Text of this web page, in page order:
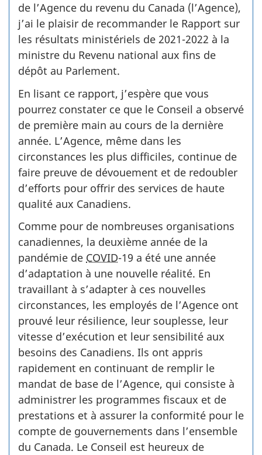
de l’Agence du revenu du Canada (l’Agence),
j’ai le plaisir de recommander le Rapport sur
les résultats ministériels de 2021­-2022 à la
ministre du Revenu national aux fins de
dépôt au Parlement.
En lisant ce rapport, j’espère que vous
pourrez constater ce que le Conseil a observé
de première main au cours de la dernière
année. L’Agence, même dans les
circonstances les plus difficiles, continue de
faire preuve de dévouement et de redoubler
d’efforts pour offrir des services de haute
qualité aux Canadiens.
Comme pour de nombreuses organisations
canadiennes, la deuxième année de la
pandémie de COVID­-19 a été une année
d’adaptation à une nouvelle réalité. En
travaillant à s’adapter à ces nouvelles
circonstances, les employés de l’Agence ont
prouvé leur résilience, leur souplesse, leur
vitesse d’exécution et leur sensibilité aux
besoins des Canadiens. Ils ont appris
rapidement en continuant de remplir le
mandat de base de l’Agence, qui consiste à
administrer les programmes fiscaux et de
prestations et à assurer la conformité pour le
compte de gouvernements dans l’ensemble
du Canada. Le Conseil est heureux de